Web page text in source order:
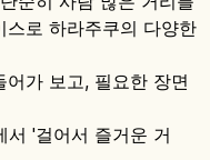
로 하라주쿠의 다양한
가 보고, 필요한 장면
서 '걸어서 즐거운 거